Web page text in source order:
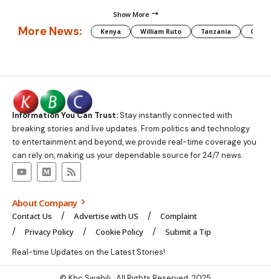
Show More
More News: Kenya William Ruto Tanzania CAF
Information You Can Trust:Stay instantly connected with
breaking stories and live updates. From politics and technology
to entertainment and beyond, we provide real-time coverage you
can rely on, making us your dependable source for 24/7 news.
About Company
Contact Us Advertise with US
Complaint
Privacy Policy
Cookie Policy Submit a Tip
Real-time Updates on the Latest Stories!